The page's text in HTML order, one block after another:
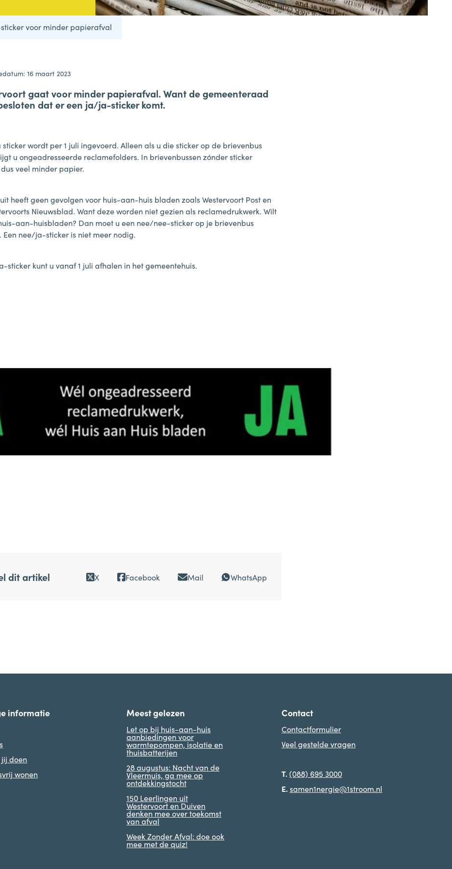
samen1nergie@1stroom.nl
voor minder papierafval
16 maart 2023
gaat voor minder papierafval. Want de gemeenteraad
dat er een ja/ja-sticker komt.
wordt per 1 juli ingevoerd. Alleen als u die sticker op de brievenbus
u ongeadresseerde reclamefolders. In brievenbussen zónder sticker
veel minder papier.
heeft geen gevolgen voor huis-aan-huis bladen zoals Westervoort Post en
Nieuwsblad. Want deze worden niet gezien als reclamedrukwerk. Wilt
aan-huisbladen? Dan moet u een nee/nee-sticker op je brievenbus
Een nee/ja-sticker is niet meer nodig.
sticker kunt u vanaf 1 juli afhalen in het gemeentehuis.
dit artikel X Facebook Mail WhatsApp
informatie
doen
wonen
Meest gelezen
Let op bij huis-aan-huis
aanbiedingen voor
warmtepompen, isolatie en
thuisbatterijen
28 augustus: Nacht van de
Vleermuis, ga mee op
ontdekkingstocht
150 Leerlingen uit
Westervoort en Duiven
denken mee over toekomst
van afval
Week Zonder Afval: doe ook
mee met de quiz!
Contact
Contactformulier
Veel gestelde vragen
T.(088) 695 3000
E.samen1nergie@1stroom.nl